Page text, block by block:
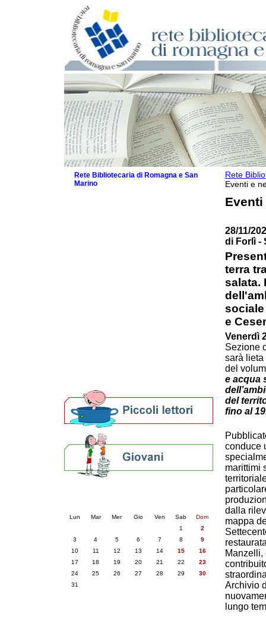
Rete
Eventi e
Eventi
28/11/
di Forlì -
terra
salata.
e
Venerdì
Sezione
sarà lieta
del
e acqua
del
fino al
conduce
marittimi
dalla
mappa
Manzelli,
Archivio
lungo
Rete Bibliotecaria di Romagna e San
Marino
Lun Mar Mer Gio Ven Sab
Dom
1
2
3
4 5 6 7 8
9
10
11 12 13 14 15
16
17
18 19 20 21 22
23
24
25 26 27 28 29
30
31